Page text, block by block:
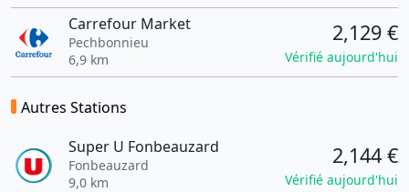
Carrefour Market
Pechbonnieu
6,9 km
2,129 €
Vérifié aujourd'hui
Autres Stations
Super U Fonbeauzard
Fonbeauzard
9,0 km
2,144 €
Vérifié aujourd'hui